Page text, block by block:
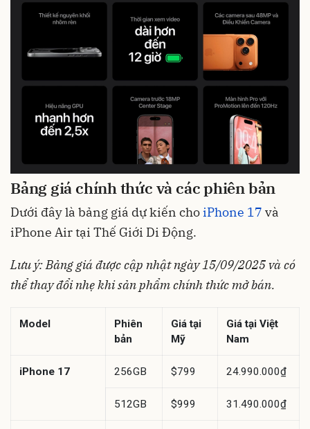
Bảng giá chính thức và các phiên bản
Dưới đây là bảng giá dự kiến choiPhone 17 và
iPhone Air tại Thế Giới Di Động.
Lưu ý: Bảng giá được cập nhật ngày 15/09/2025 và có
thể thay đổi nhẹ khi sản phẩm chính thức mở bán.
Model
Phiên
bản
Giá tại
Mỹ
Giá tại Việt
Nam
iPhone 17 256GB $799 24.990.000₫
512GB $999 31.490.000₫